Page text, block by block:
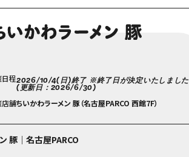
程2026/10/4(日)終了 ※終了日が決定いたしました
(更新日：2026/6/30)
店舗ちいかわラーメン 豚（名古屋PARCO 西館7F）
豚｜名古屋PARCO